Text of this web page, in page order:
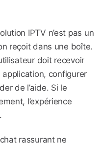
IPTV n’est pas un
reçoit dans une boîte.
doit recevoir
configurer
de l’aide. Si le
l’expérience
rassurant ne